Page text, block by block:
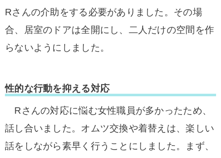
Rさんの介助をする必要がありました。その場
合、居室のドアは全開にし、二人だけの空間を作
らないようにしました。
性的な行動を抑える対応
Rさんの対応に悩む女性職員が多かったため、
話し合いました。 オムツ交換や着替えは、楽しい
話をしながら素早く行うことにしました。
まず、